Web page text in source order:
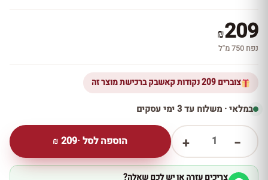
₪209
נפח 750 מ''ל
צוברים 209 נקודות קאשבק ברכישת מוצר זה
במלאי · משלוח עד 3 ימי עסקים
−
1
+ הוספה לסל ·209
₪